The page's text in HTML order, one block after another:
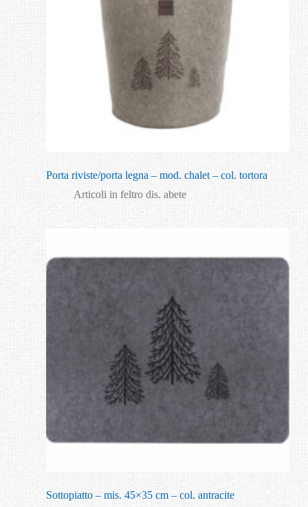
Porta riviste/porta legna – mod. chalet – col. tortora
Articoli in feltro dis. abete
Sottopiatto – mis. 45×35 cm – col. antracite